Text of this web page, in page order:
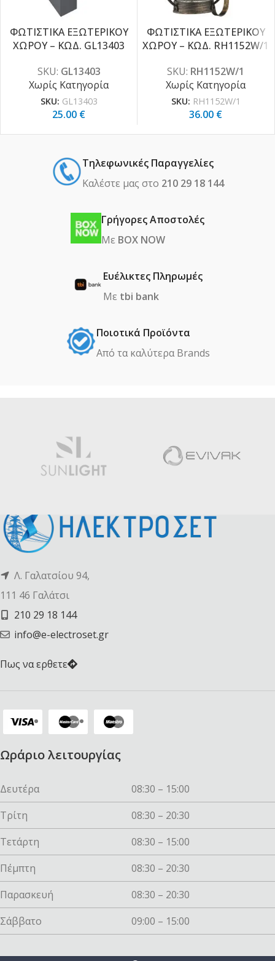
ΦΩΤΙΣΤΙΚΑ ΕΞΩΤΕΡΙΚΟΥ
ΧΩΡΟΥ – ΚΩΔ. GL13403
SKU: GL13403
Χωρίς Κατηγορία
SKU: GL13403
25.00 €
ΦΩΤΙΣΤΙΚΑ ΕΞΩΤΕΡΙΚΟΥ
ΧΩΡΟΥ – ΚΩΔ. RH1152W/1
SKU: RH1152W/1
Χωρίς Κατηγορία
SKU: RH1152W/1
36.00 €
Τηλεφωνικές Παραγγελίες
Καλέστε μας στο 210 29 18 144
Γρήγορες Αποστολές
Με BOX NOW
Ευέλικτες Πληρωμές
Με tbi bank
Ποιοτικά Προϊόντα
Από τα καλύτερα Βrands
Λ. Γαλατσίου 94,
111 46 Γαλάτσι
210 29 18 144
info@e-electroset.gr
Πως να ερθετε
Ωράριο λειτουργίας
Δευτέρα
08:30 – 15:00
Τρίτη
08:30 – 20:30
Τετάρτη
08:30 – 15:00
Πέμπτη
08:30 – 20:30
Παρασκευή
08:30 – 20:30
Σάββατο
09:00 – 15:00